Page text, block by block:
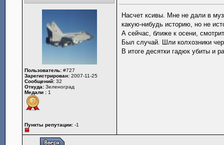
Пользователь: #727
Зарегистрирован: 2007-11-25
Сообщений: 32
Откуда: Зеленоград
Медали : 1
Пункты репутации: -1
Насчет ксивы. Мне не дали в
какую-нибудь историю, но не
А сейчас, ближе к осени,
Был случай. Шли колхозники
В итоге десятки гадюк убиты и